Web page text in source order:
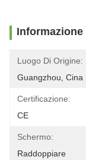
Luogo Di Origine:
Guangzhou, Cina
Certificazione:
CE
Schermo:
Raddoppiare